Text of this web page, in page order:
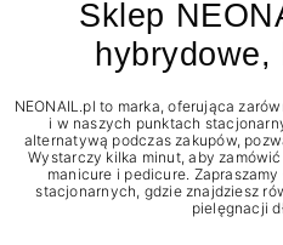
Sklep
NEONAIL.pl to marka, oferująca
i w naszych punktach
alternatywą podczas zakupów,
Wystarczy kilka minut, aby
manicure i pedicure.
stacjonarnych, gdzie znajdziesz
pielęgnacji